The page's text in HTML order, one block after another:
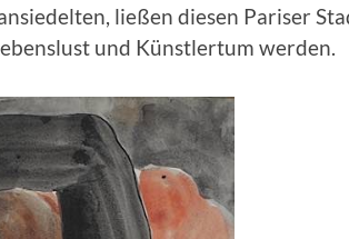
ließen diesen Pariser
und Künstlertum werden.